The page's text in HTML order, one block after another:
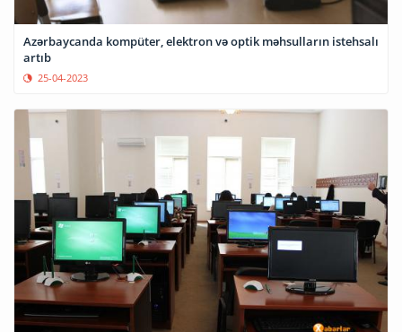
Azərbaycanda kompüter, elektron və optik məhsulların istehsalı
artıb
25-04-2023